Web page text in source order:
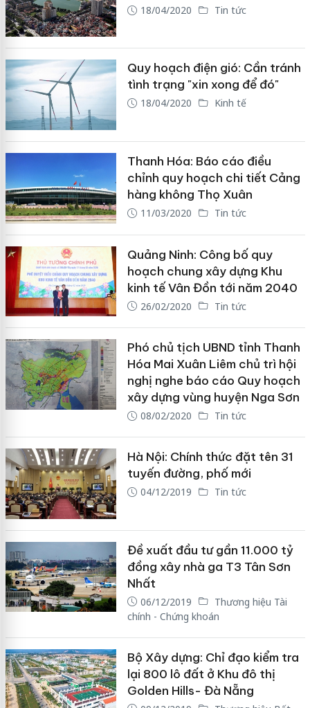
18/04/2020 Tin tức
Quy hoạch điện gió: Cần tránh
tình trạng "xin xong để đó"
18/04/2020 Kinh tế
Thanh Hóa: Báo cáo điều
chỉnh quy hoạch chi tiết Cảng
hàng không Thọ Xuân
11/03/2020 Tin tức
Quảng Ninh: Công bố quy
hoạch chung xây dựng Khu
kinh tế Vân Đồn tới năm 2040
26/02/2020 Tin tức
Phó chủ tịch UBND tỉnh Thanh
Hóa Mai Xuân Liêm chủ trì hội
nghị nghe báo cáo Quy hoạch
xây dựng vùng huyện Nga Sơn
08/02/2020 Tin tức
Hà Nội: Chính thức đặt tên 31
tuyến đường, phố mới
04/12/2019 Tin tức
Đề xuất đầu tư gần 11.000 tỷ
đồng xây nhà ga T3 Tân Sơn
Nhất
06/12/2019
Thương hiệu Tài
chính - Chứng khoán
Bộ Xây dựng: Chỉ đạo kiểm tra
lại 800 lô đất ở Khu đô thị
Golden Hills- Đà Nẵng